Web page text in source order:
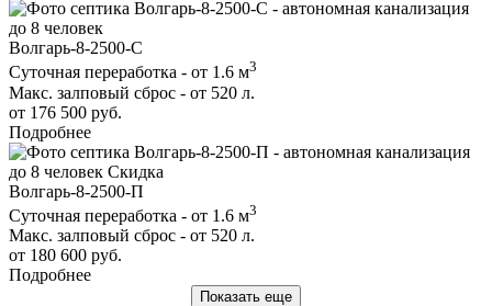
до 8 человек
Волгарь-8-2500-С
Суточная переработка - от 1.6 м3
Макс. залповый сброс - от 520 л.
от 176 500 руб.
Подробнее
до 8 человек Скидка
Волгарь-8-2500-П
Суточная переработка - от 1.6 м3
Макс. залповый сброс - от 520 л.
от 180 600 руб.
Подробнее
Показать еще